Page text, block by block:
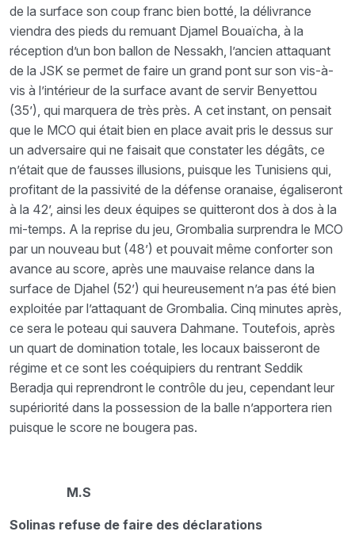
de la surface son coup franc bien botté, la délivrance
viendra des pieds du remuant Djamel Bouaïcha, à la
réception d’un bon ballon de Nessakh, l’ancien attaquant
de la JSK se permet de faire un grand pont sur son vis-à-
vis à l’intérieur de la surface avant de servir Benyettou
(35’), qui marquera de très près. A cet instant, on pensait
que le MCO qui était bien en place avait pris le dessus sur
un adversaire qui ne faisait que constater les dégâts, ce
n’était que de fausses illusions, puisque les Tunisiens qui,
profitant de la passivité de la défense oranaise, égaliseront
à la 42’, ainsi les deux équipes se quitteront dos à dos à la
mi-temps. A la reprise du jeu, Grombalia surprendra le MCO
par un nouveau but (48’) et pouvait même conforter son
avance au score, après une mauvaise relance dans la
surface de Djahel (52’) qui heureusement n’a pas été bien
exploitée par l’attaquant de Grombalia. Cinq minutes après,
ce sera le poteau qui sauvera Dahmane. Toutefois, après
un quart de domination totale, les locaux baisseront de
régime et ce sont les coéquipiers du rentrant Seddik
Beradja qui reprendront le contrôle du jeu, cependant leur
supériorité dans la possession de la balle n’apportera rien
puisque le score ne bougera pas.
M.S
Solinas refuse de faire des déclarations